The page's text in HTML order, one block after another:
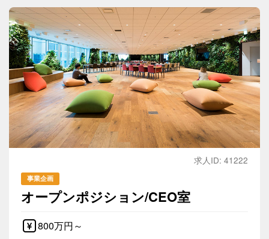
求人ID: 41222
事業企画
オープンポジション/CEO室
800万円～